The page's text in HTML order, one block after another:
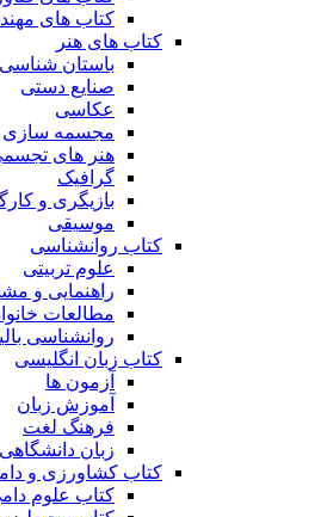
کتاب های
کتاب های هنر
باستان شناسی
صنایع دستی
عکاسی
مجسمه سازی
هنر های
گرافیک
بازیگری و
موسیقی
کتاب روانشناسی
علوم تربیتی
راهنمایی و
مطالعات
روانشناسی
کتاب زبان انگلیسی
آزمون ها
آموزش زبان
فرهنگ لغت
زبان دانشگاهی
کتاب کشاورزی و
کتاب علوم